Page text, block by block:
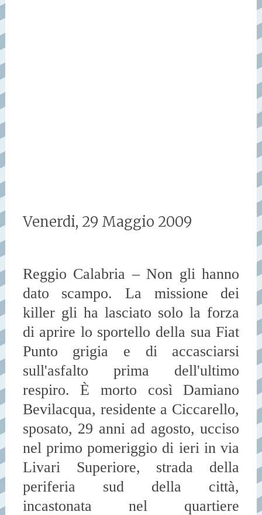
Venerdi, 29 Maggio 2009
Reggio Calabria – Non gli hanno
dato scampo. La missione dei
killer gli ha lasciato solo la forza
di aprire lo sportello della sua Fiat
Punto grigia e di accasciarsi
sull'asfalto prima dell'ultimo
respiro. È morto così Damiano
Bevilacqua, residente a Ciccarello,
sposato, 29 anni ad agosto, ucciso
nel primo pomeriggio di ieri in via
Livari Superiore, strada della
periferia sud della città,
incastonata nel quartiere